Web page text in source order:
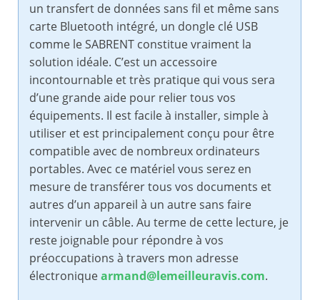
un transfert de données sans fil et même sans
carte Bluetooth intégré, un dongle clé USB
comme le SABRENT constitue vraiment la
solution idéale. C’est un accessoire
incontournable et très pratique qui vous sera
d’une grande aide pour relier tous vos
équipements. Il est facile à installer, simple à
utiliser et est principalement conçu pour être
compatible avec de nombreux ordinateurs
portables. Avec ce matériel vous serez en
mesure de transférer tous vos documents et
autres d’un appareil à un autre sans faire
intervenir un câble. Au terme de cette lecture, je
reste joignable pour répondre à vos
préoccupations à travers mon adresse
électroniquearmand@lemeilleuravis.com.